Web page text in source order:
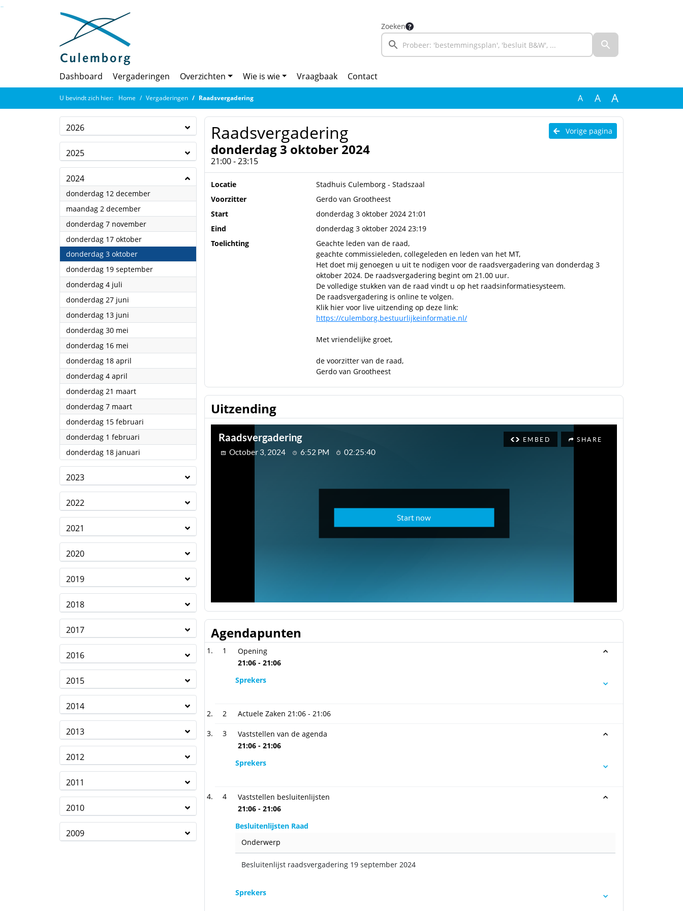
Ga naar de inhoud van deze pagina
Ga naar het zoeken
Ga naar het menu
Zoeken
Dashboard Vergaderingen Overzichten Wie is wie Vraagbaak Contact
U bevindt zich hier: Home Vergaderingen Raadsvergadering A A A
2026
2025
2024
donderdag 12 december2024
maandag 2 december2024
donderdag 7 november2024
donderdag 17 oktober2024
donderdag 3 oktober2024
donderdag 19 september2024
donderdag 4 juli
donderdag 27 juni
donderdag 13 juni
donderdag 30 mei
donderdag 16 mei
donderdag 18 april
donderdag 4 april
donderdag 21 maart2024
donderdag 7 maart2024
donderdag 15 februari
donderdag 1 februari
donderdag 18 januari
2023
2022
2021
2020
2019
2018
2017
2016
2015
2014
2013
2012
2011
2010
2009
Vorige pagina
Raadsvergadering
donderdag 3 oktober 2024
21:00 - 23:15
Locatie
Stadhuis Culemborg - Stadszaal
Voorzitter
Gerdo van Grootheest
Start
donderdag 3 oktober 2024 21:01
Eind
donderdag 3 oktober 2024 23:19
Toelichting
Geachte leden van de raad,
geachte commissieleden, collegeleden en leden van het MT,
Het doet mij genoegen u uit te nodigen voor de raadsvergadering van donderdag 3
oktober 2024. De raadsvergadering begint om 21.00 uur.
De volledige stukken van de raad vindt u op het raadsinformatiesysteem.
De raadsvergadering is online te volgen.
Klik hier voor live uitzending op deze link:
https://culemborg.bestuurlijkeinformatie.nl/
Met vriendelijke groet,
de voorzitter van de raad,
Gerdo van Grootheest
Uitzending
Agendapunten
1
Opening
21:06 - 21:06
Sprekers
2 Actuele Zaken 21:06 - 21:06
3
Vaststellen van de agenda
21:06 - 21:06
Sprekers
4
Vaststellen besluitenlijsten
21:06 - 21:06
Besluitenlijsten Raad
Onderwerp
Besluitenlijst raadsvergadering 19 september 2024
Sprekers